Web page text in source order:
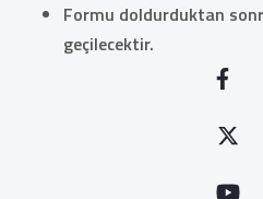
Formu doldurduktan
geçilecektir.